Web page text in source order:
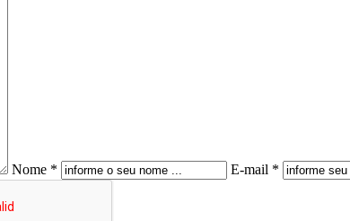
Nome * E-mail *